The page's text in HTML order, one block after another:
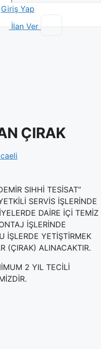
Giriş Yap
İlan Ver
ÇIRAK
SIHHİ TESİSAT”
SERVİS İŞLERİNDE
DAİRE İÇİ TEMİZ
İŞLERİNDE
İŞLERDE YETİŞTİRMEK
(ÇIRAK) ALINACAKTIR.
2 YIL TECİLİ